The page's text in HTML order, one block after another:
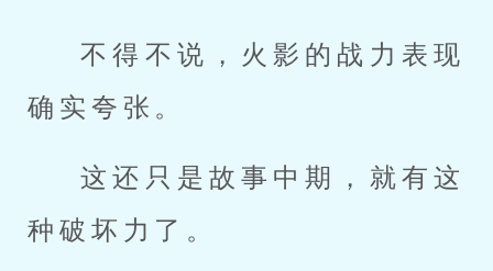
不得不说，火影的战力表现
确实夸张。
这还只是故事中期，就有这
种破坏力了。